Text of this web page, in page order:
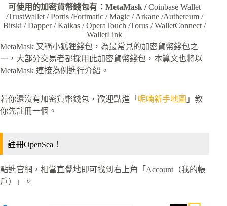
可使用的加密貨幣錢包有：MetaMask /Coinbase Wallet
/TrustWallet / Portis /Fortmatic / Magic / Arkane /Authereum /
Bitski / Dapper / Kaikas / OperaTouch /Torus / WalletConnect /
WalletLink
MetaMask 又稱小狐狸錢包，為最常見的加密貨幣錢包之
一，大部分交易者都採用此加密貨幣錢包，本篇文也將以
MetaMask 連接為例進行介紹。
若你還沒有加密貨幣錢包，歡迎點進「 呢喃新手地圖 」教
你先註冊一個。
註冊OpenSea！
點進官網，相當直覺地即可找到右上角「Account（我的帳
戶）」。